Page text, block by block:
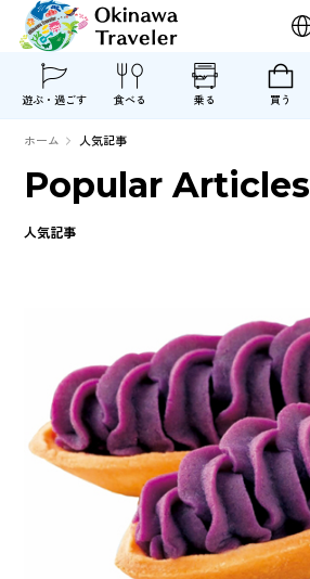
遊ぶ・過ごす 食べる 乗る 買う
ホーム 人気記事
Popular Articles
人気記事